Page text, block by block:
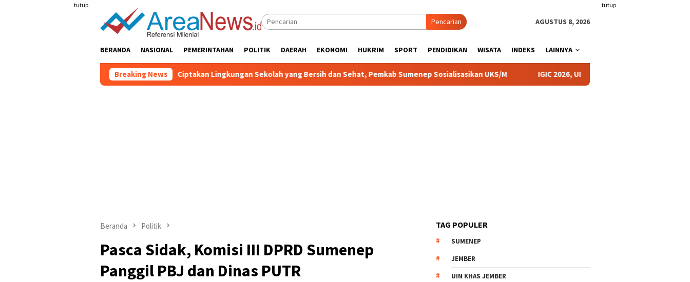
tutup tutup
Pencarian AGUSTUS 8, 2026
BERANDA NASIONAL PEMERINTAHAN POLITIK DAERAH EKONOMI HUKRIM SPORT PENDIDIKAN WISATA INDEKS LAINNYA
Breaking News
Ciptakan Lingkungan Sekolah yang Bersih dan Sehat, Pemkab Sumenep Sosialisasikan UKS/M IGIC 2026, UIN KHAS Mendukung Upaya Membangun
Beranda Politik
Pasca Sidak, Komisi III DPRD Sumenep
Panggil PBJ dan Dinas PUTR
TAG POPULER
SUMENEP
JEMBER
UIN KHAS JEMBER